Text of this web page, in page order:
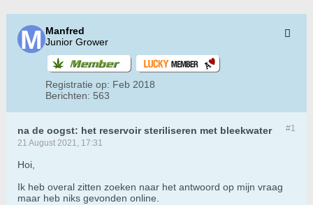
Manfred
Junior Grower
Registratie op: Feb 2018
Berichten: 563
#1
na de oogst: het reservoir steriliseren met bleekwater
21 August 2021, 17:31
Hoi,
Ik heb overal zitten zoeken naar het antwoord op mijn vraag
maar heb niks gevonden online.